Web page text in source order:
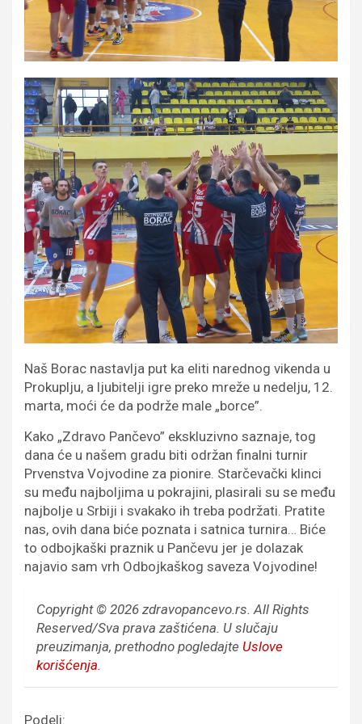
Naš Borac nastavlja put ka eliti narednog vikenda u
Prokuplju, a ljubitelji igre preko mreže u nedelju, 12.
marta, moći će da podrže male „borce”.
Kako „Zdravo Pančevo” ekskluzivno saznaje, tog
dana će u našem gradu biti održan finalni turnir
Prvenstva Vojvodine za pionire. Starčevački klinci
su među najboljima u pokrajini, plasirali su se među
najbolje u Srbiji i svakako ih treba podržati. Pratite
nas, ovih dana biće poznata i satnica turnira… Biće
to odbojkaški praznik u Pančevu jer je dolazak
najavio sam vrh Odbojkaškog saveza Vojvodine!
Copyright © 2026 zdravopancevo.rs. All Rights
Reserved/Sva prava zaštićena. U slučaju
preuzimanja, prethodno pogledajte Uslove
korišćenja.
Podeli: